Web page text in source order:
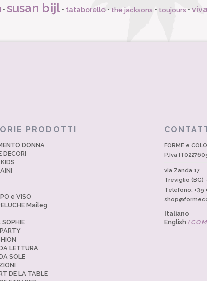
• susan bijl • tataborello • the jacksons • toujours •
PRODOTTI
DONNA
DECORI
e VISO
Maileg
LETTURA
SOLE
DE LA TABLE
FORME e
P.Iva
via Zanda 17
Treviglio (BG)
Telefono: +39
Italiano
English